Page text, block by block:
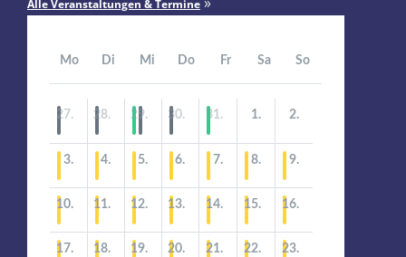
Alle Veranstaltungen & Termine